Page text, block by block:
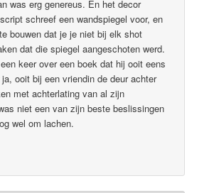
was erg genereus. En het decor
schreef een wandspiegel voor, en
bouwen dat je je niet bij elk shot
dat die spiegel aangeschoten werd.
keer over een boek dat hij ooit eens
ooit bij een vriendin de deur achter
met achterlating van al zijn
niet een van zijn beste beslissingen
wel om lachen.